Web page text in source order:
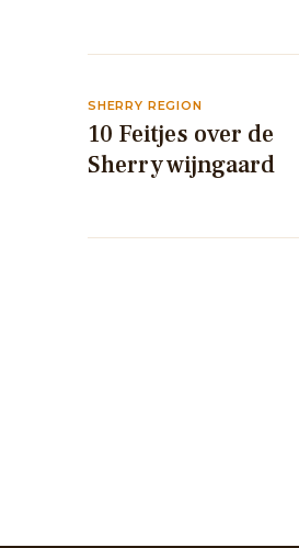
SHERRY REGION
10 Feitjes over de
Sherry wijngaard